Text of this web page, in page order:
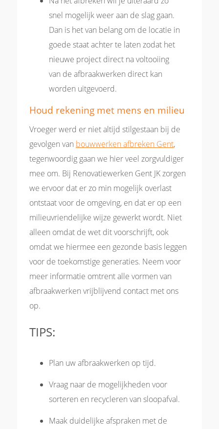
snel mogelijk weer aan de slag gaan.
Dan is het van belang om de locatie in
goede staat achter te laten zodat het
nieuwe project direct na voltooiing
van de afbraakwerken direct kan
worden uitgevoerd.
Houd rekening met mens en milieu
Vroeger werd er niet altijd stilgestaan bij de
gevolgen van bouwwerken afbreken Gent,
tegenwoordig gaan we hier veel zorgvuldiger
mee om. Bij Renovatiewerken Gent JK zorgen
we ervoor dat er zo min mogelijk overlast
ontstaat voor de omgeving, en dat er op een
milieuvriendelijke wijze gewerkt wordt. Niet
alleen omdat de wet dit voorschrijft, ook
omdat we hiermee een gezonde basis leggen
voor de toekomstige generaties. Neem voor
meer informatie omtrent alle vormen van
afbraakwerken vrijblijvend contact met ons
op.
TIPS:
Plan uw afbraakwerken op tijd.
Vraag naar de mogelijkheden voor
sorteren en recycleren van sloopafval.
Maak duidelijke afspraken met de